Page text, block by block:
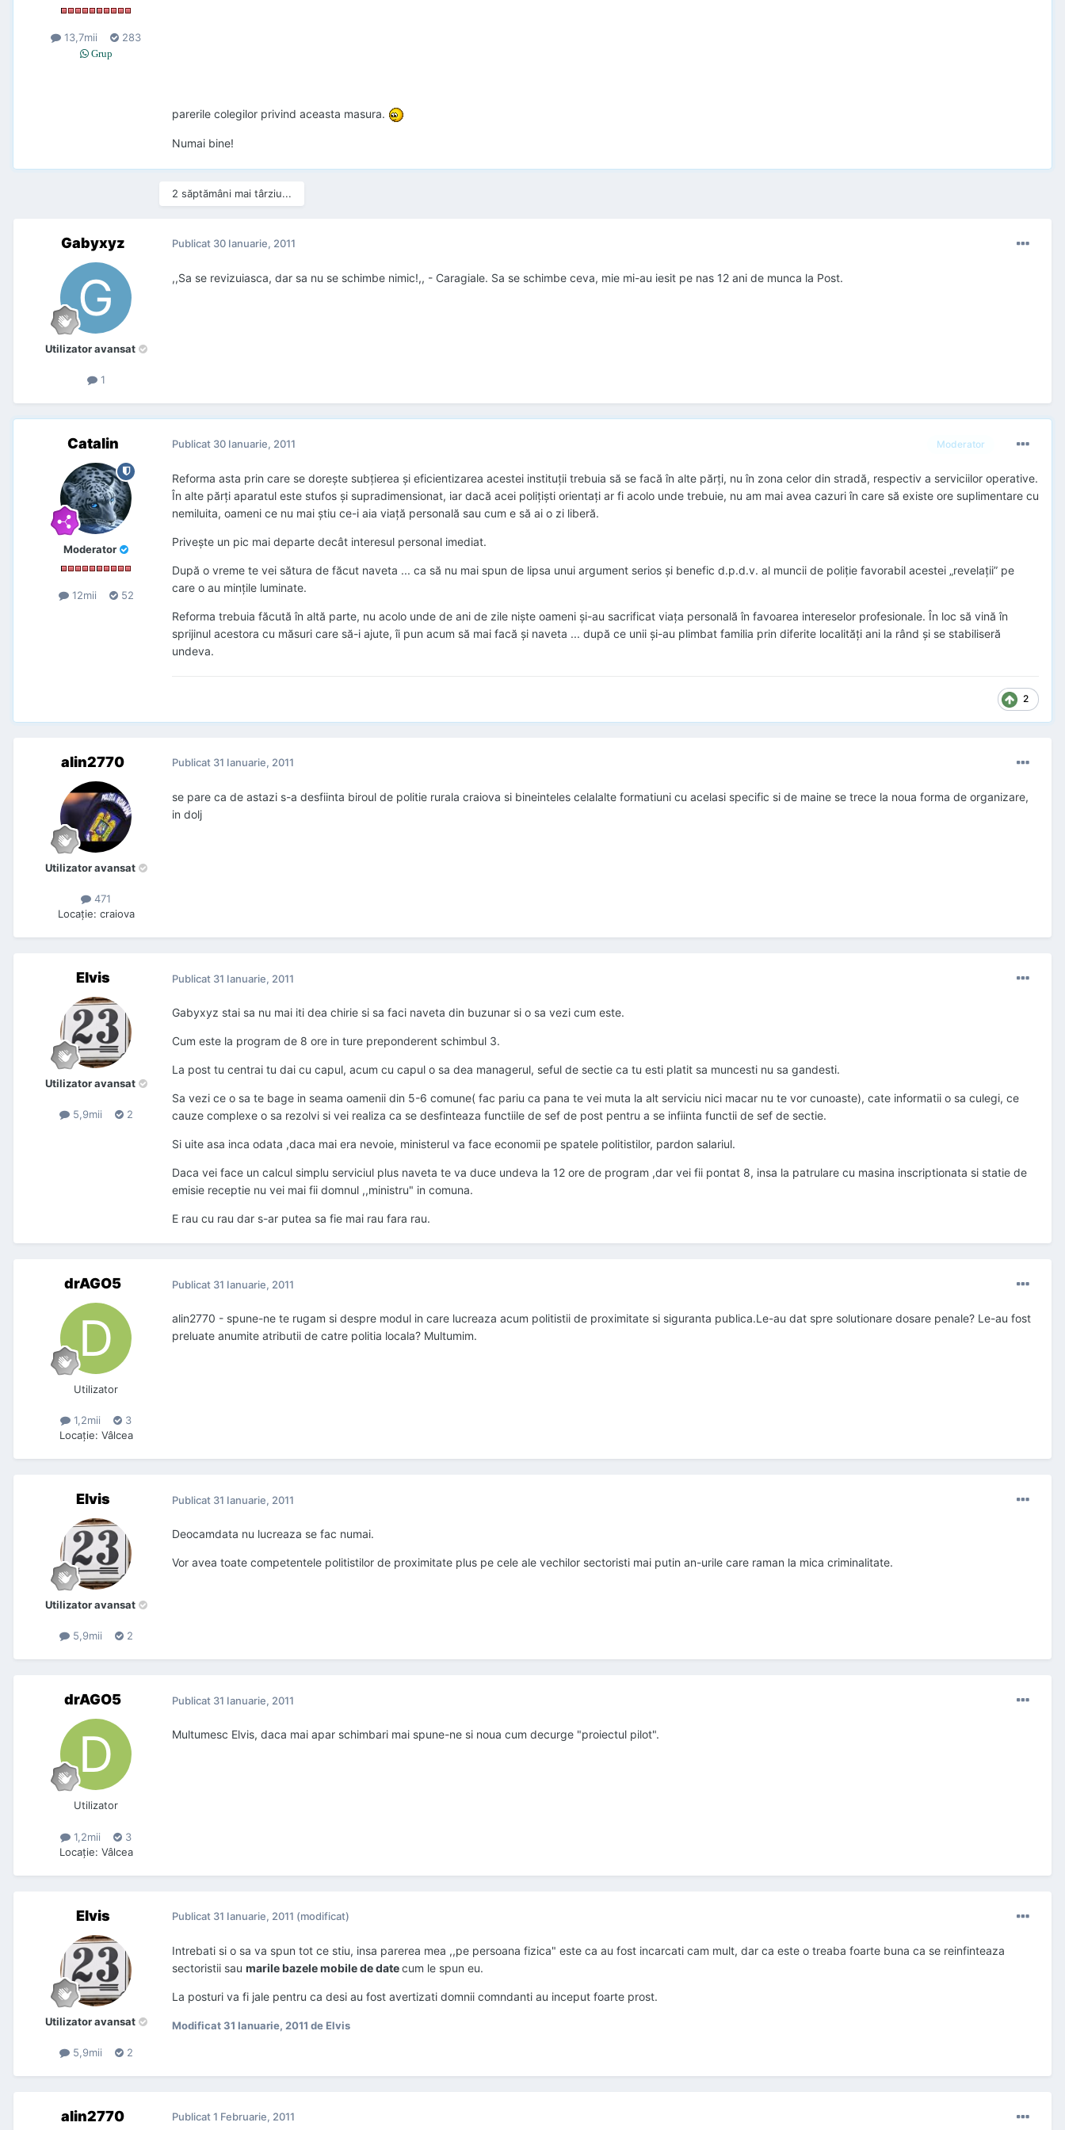
13,7mii 283
Grup
parerile colegilor privind aceasta masura.
Numai bine!
2 săptămâni mai târziu...
Gabyxyz
Utilizator avansat
1
Publicat 30 Ianuarie, 2011
,,Sa se revizuiasca, dar sa nu se schimbe nimic!,, - Caragiale. Sa se schimbe ceva, mie mi-au iesit pe nas 12 ani de munca la Post.
Catalin
Moderator
12mii 52
Moderator
Publicat 30 Ianuarie, 2011
Reforma asta prin care se dorește subțierea și eficientizarea acestei instituții trebuia să se facă în alte părți, nu în zona celor din stradă, respectiv a serviciilor operative.
În alte părți aparatul este stufos și supradimensionat, iar dacă acei polițiști orientați ar fi acolo unde trebuie, nu am mai avea cazuri în care să existe ore suplimentare cu
nemiluita, oameni ce nu mai știu ce-i aia viață personală sau cum e să ai o zi liberă.
Privește un pic mai departe decât interesul personal imediat.
După o vreme te vei sătura de făcut naveta ... ca să nu mai spun de lipsa unui argument serios și benefic d.p.d.v. al muncii de poliție favorabil acestei „revelații” pe
care o au mințile luminate.
Reforma trebuia făcută în altă parte, nu acolo unde de ani de zile niște oameni și-au sacrificat viața personală în favoarea intereselor profesionale. În loc să vină în
sprijinul acestora cu măsuri care să-i ajute, îi pun acum să mai facă și naveta ... după ce unii și-au plimbat familia prin diferite localități ani la rând și se stabiliseră
undeva.
2
alin2770
Utilizator avansat
471
Locaţie: craiova
Publicat 31 Ianuarie, 2011
se pare ca de astazi s-a desfiinta biroul de politie rurala craiova si bineinteles celalalte formatiuni cu acelasi specific si de maine se trece la noua forma de organizare,
in dolj
Elvis
Utilizator avansat
5,9mii 2
Publicat 31 Ianuarie, 2011
Gabyxyz stai sa nu mai iti dea chirie si sa faci naveta din buzunar si o sa vezi cum este.
Cum este la program de 8 ore in ture preponderent schimbul 3.
La post tu centrai tu dai cu capul, acum cu capul o sa dea managerul, seful de sectie ca tu esti platit sa muncesti nu sa gandesti.
Sa vezi ce o sa te bage in seama oamenii din 5-6 comune( fac pariu ca pana te vei muta la alt serviciu nici macar nu te vor cunoaste), cate informatii o sa culegi, ce
cauze complexe o sa rezolvi si vei realiza ca se desfinteaza functiile de sef de post pentru a se infiinta functii de sef de sectie.
Si uite asa inca odata ,daca mai era nevoie, ministerul va face economii pe spatele politistilor, pardon salariul.
Daca vei face un calcul simplu serviciul plus naveta te va duce undeva la 12 ore de program ,dar vei fii pontat 8, insa la patrulare cu masina inscriptionata si statie de
emisie receptie nu vei mai fii domnul ,,ministru" in comuna.
E rau cu rau dar s-ar putea sa fie mai rau fara rau.
drAGO5
Utilizator
1,2mii
3
Locaţie: Vâlcea
Publicat 31 Ianuarie, 2011
alin2770 - spune-ne te rugam si despre modul in care lucreaza acum politistii de proximitate si siguranta publica.Le-au dat spre solutionare dosare penale? Le-au fost
preluate anumite atributii de catre politia locala? Multumim.
Elvis
Utilizator avansat
5,9mii 2
Publicat 31 Ianuarie, 2011
Deocamdata nu lucreaza se fac numai.
Vor avea toate competentele politistilor de proximitate plus pe cele ale vechilor sectoristi mai putin an-urile care raman la mica criminalitate.
drAGO5
Utilizator
1,2mii
3
Locaţie: Vâlcea
Publicat 31 Ianuarie, 2011
Multumesc Elvis, daca mai apar schimbari mai spune-ne si noua cum decurge "proiectul pilot".
Elvis
Utilizator avansat
5,9mii 2
Publicat 31 Ianuarie, 2011 (modificat)
Intrebati si o sa va spun tot ce stiu, insa parerea mea ,,pe persoana fizica" este ca au fost incarcati cam mult, dar ca este o treaba foarte buna ca se reinfinteaza
sectoristii sau marile bazele mobile de datecum le spun eu.
La posturi va fi jale pentru ca desi au fost avertizati domnii comndanti au inceput foarte prost.
Modificat31 Ianuarie, 2011 de Elvis
alin2770 Publicat1 Februarie, 2011